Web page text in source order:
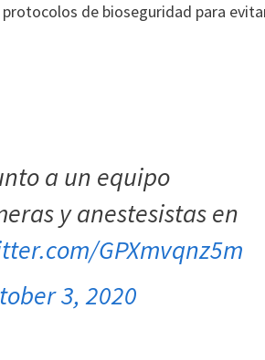
protocolos de bioseguridad para
a un equipo
y anestesistas en
GPXmvqnz5m
3, 2020